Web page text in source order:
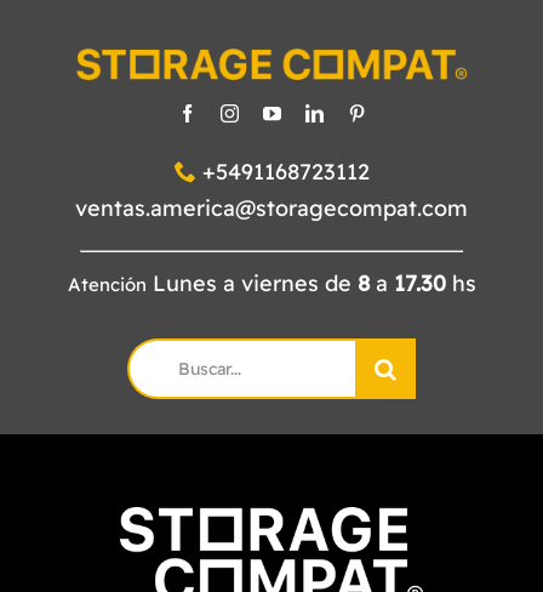
+5491168723112
ventas.america@storagecompat.com
Atención Lunes a viernes de 8a 17.30hs
Search
for: